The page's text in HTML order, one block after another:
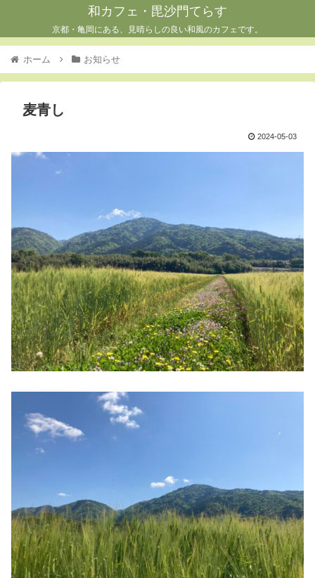
和カフェ・毘沙門てらす
京都・亀岡にある、見晴らしの良い和風のカフェです。
ホーム お知らせ
麦青し
2024-05-03